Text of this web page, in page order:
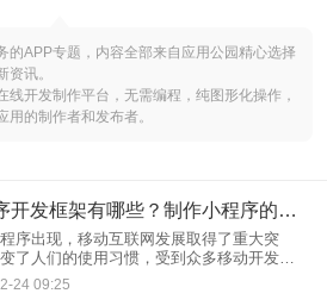
的APP专题，内容全部来自应用公园精心选择
讯。
线开发制作平台，无需编程，纯图形化操作，
的制作者和发布者。
小程序开发框架有哪些？制作小程序的软件
序出现，移动互联网发展取得了重大突
了人们的使用习惯，受到众多移动开发者
追捧。小程序在开发上也涉及到很多语言
其中最重要的是开发语言和框架。那么小
24 09:25